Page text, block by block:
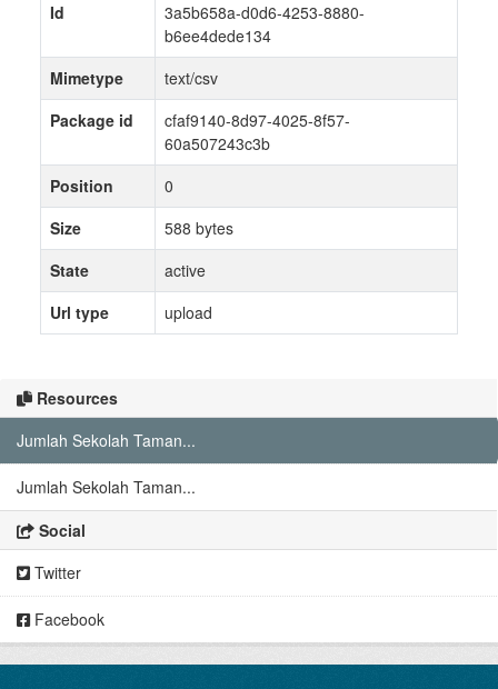
Resources
Jumlah Sekolah Taman...
Jumlah Sekolah Taman...
Social
Twitter
Facebook
Id
3a5b658a-d0d6-4253-8880-
b6ee4dede134
Mimetype
text/csv
Package id
cfaf9140-8d97-4025-8f57-
60a507243c3b
Position
0
Size
588 bytes
State
active
Url type
upload